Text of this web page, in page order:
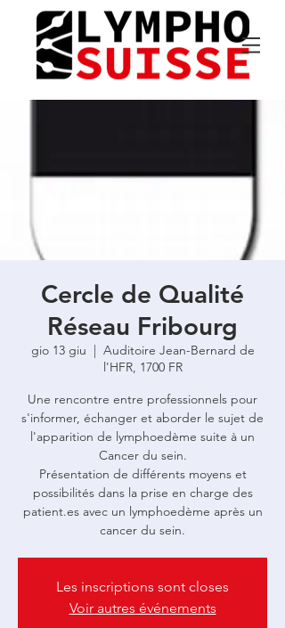
Cercle de Qualité
Réseau Fribourg
gio 13 giu
  |
Auditoire Jean-Bernard de
l'HFR, 1700 FR
Une rencontre entre professionnels pour
s'informer, échanger et aborder le sujet de
l'apparition de lymphoedème suite à un
Cancer du sein.
Présentation de différents moyens et
possibilités dans la prise en charge des
patient.es avec un lymphoedème après un
Les inscriptions sont closes
Voir autres événements